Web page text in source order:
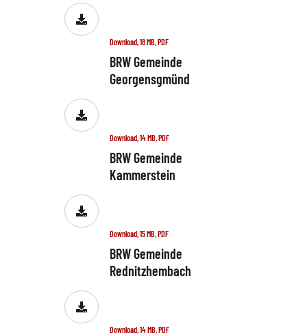
Download, 18 MB, PDF
BRW Gemeinde
Georgensgmünd
Download, 14 MB, PDF
BRW Gemeinde
Kammerstein
Download, 15 MB, PDF
BRW Gemeinde
Rednitzhembach
Download, 14 MB, PDF